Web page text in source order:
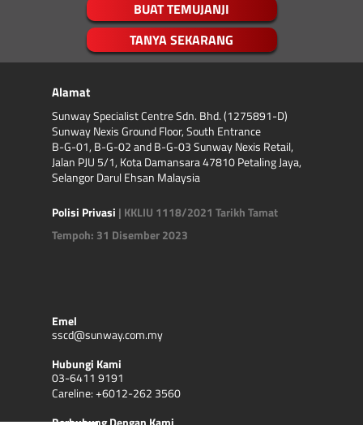
Jika anda mengalami sakit tekak
atau suara serak yang
berpanjangan; refluks yang kerap;
mendapati ada benjolan pada mulut
atau tekak; nafas berbau, mulut
Jika anda mengalami jangkitan
telinga; hilang pendengaran, pening,
atau terdengar deringan di telinga;
terasa sakit atau ada benjolan di
di telinga, muka atau leher.
Jika anda mendapati sebarang
bercakap; atau mengalami alahan,
sakit kepala dan migrain.
Pembersihan Lelilin Telinga
Lidah Terikat
BUAT TEMUJANJI
TANYA SEKARANG
Alamat
Sunway Specialist Centre Sdn. Bhd. (1275891-D)
Sunway Nexis Ground Floor, South Entrance
B-G-01, B-G-02 and B-G-03 Sunway Nexis Retail,
Jalan PJU 5/1, Kota Damansara 47810 Petaling Jaya,
Selangor Darul Ehsan Malaysia
Polisi Privasi | KKLIU 1118/2021 Tarikh Tamat
Tempoh: 31 Disember 2023
Emel
sscd@sunway.com.my
Hubungi Kami
03-6411 9191
Careline: +6012-262 3560